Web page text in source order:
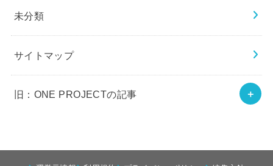
未分類
サイトマップ
旧：ONE PROJECTの記事